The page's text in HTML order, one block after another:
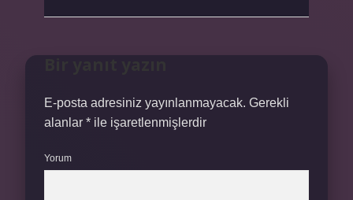
E-posta adresiniz yayınlanmayacak. Gerekli
alanlar * ile işaretlenmişlerdir
Yorum